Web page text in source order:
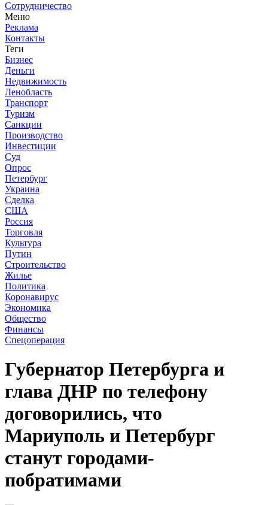
Сотрудничество
Меню
Реклама
Контакты
Теги
Бизнес
Деньги
Недвижимость
Ленобласть
Транспорт
Туризм
Санкции
Производство
Инвестиции
Суд
Опрос
Петербург
Украина
Сделка
США
Россия
Торговля
Культура
Путин
Строительство
Жилье
Политика
Коронавирус
Экономика
Общество
Финансы
Спецоперация
Губернатор Петербурга и
глава ДНР по телефону
договорились, что
Мариуполь и Петербург
станут городами-
побратимами